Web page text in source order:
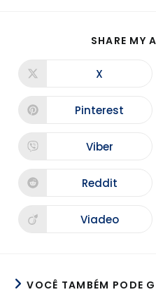
SHARE MY
X
Pinterest
Viber
Reddit
Viadeo
VOCÊ TAMBÉM PODE